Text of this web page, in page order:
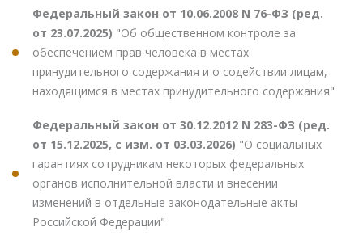
Федеральный закон от 10.06.2008 N 76-ФЗ (ред.
от 23.07.2025) "Об общественном контроле за
обеспечением прав человека в местах
принудительного содержания и о содействии лицам,
находящимся в местах принудительного содержания"
Федеральный закон от 30.12.2012 N 283-ФЗ (ред.
от 15.12.2025, с изм. от 03.03.2026) "О социальных
гарантиях сотрудникам некоторых федеральных
органов исполнительной власти и внесении
изменений в отдельные законодательные акты
Российской Федерации"